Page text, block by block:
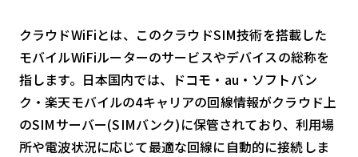
クラウドWiFiとは、このクラウドSIM技術を搭載した
モバイルWiFiルーターのサービスやデバイスの総称を
指します。日本国内では、ドコモ・au・ソフトバン
ク・楽天モバイルの4キャリアの回線情報がクラウド上
のSIMサーバー(SIMバンク)に保管されており、利用場
所や電波状況に応じて最適な回線に自動的に接続しま